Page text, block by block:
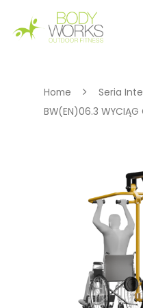
Hit enter to search
Home
Seria
BW(EN)06.3 WYCIĄG